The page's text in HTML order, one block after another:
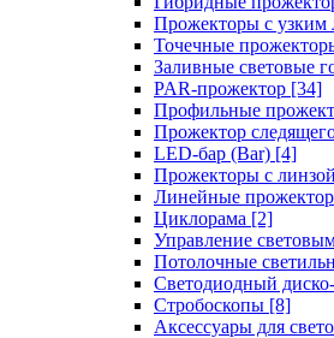
Прожекторы с узким
Точечные
Заливные световые
PAR-прожектор [34]
Профильные
Прожектор
LED-бар (Bar) [4]
Прожекторы с
Линейные
Циклорама [2]
Управление
Потолочные
Светодиодный
Стробоскопы [8]
Аксессуары для